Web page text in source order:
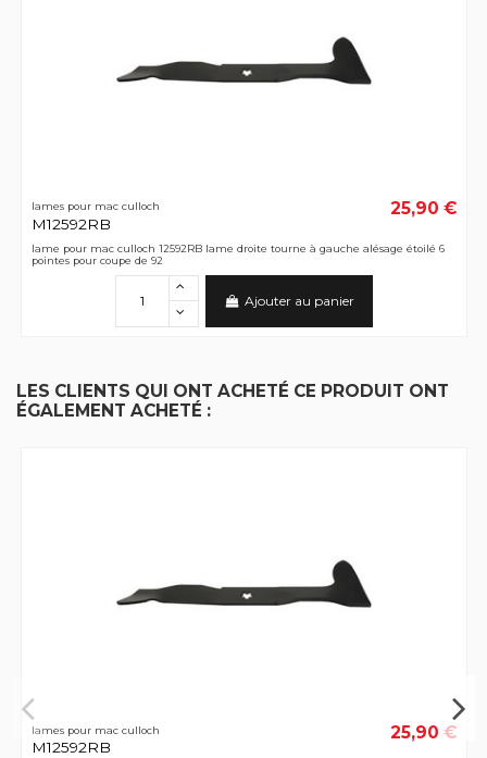
lames pour mac culloch
M12592RB
25,90 €
lame pour mac culloch 12592RB lame droite tourne à gauche alésage étoilé 6
pointes pour coupe de 92
Ajouter au panier
LES CLIENTS QUI ONT ACHETÉ CE PRODUIT ONT
ÉGALEMENT ACHETÉ :
lames pour mac culloch
M12592RB
25,90 €